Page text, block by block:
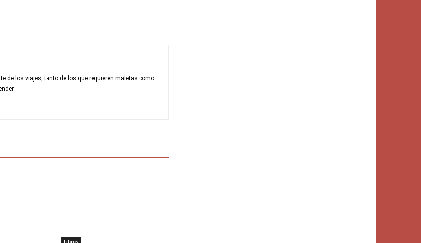
de los viajes, tanto de los que requieren maletas como
Libros